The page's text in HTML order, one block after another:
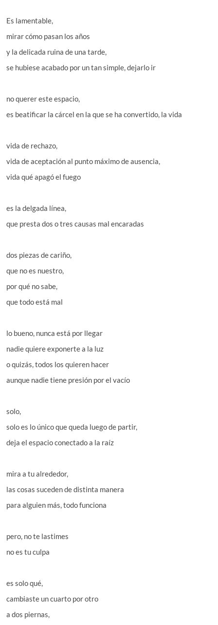
Es lamentable,
mirar cómo pasan los años
y la delicada ruina de una tarde,
se hubiese acabado por un tan simple, dejarlo ir
no querer este espacio,
es beatificar la cárcel en la que se ha convertido, la vida
vida de rechazo,
vida de aceptación al punto máximo de ausencia,
vida qué apagó el fuego
es la delgada línea,
que presta dos o tres causas mal encaradas
dos piezas de cariño,
que no es nuestro,
por qué no sabe,
que todo está mal
lo bueno, nunca está por llegar
nadie quiere exponerte a la luz
o quizás, todos los quieren hacer
aunque nadie tiene presión por el vacío
solo,
solo es lo único que queda luego de partir,
deja el espacio conectado a la raíz
mira a tu alrededor,
las cosas suceden de distinta manera
para alguien más, todo funciona
pero, no te lastimes
no es tu culpa
es solo qué,
cambiaste un cuarto por otro
a dos piernas,